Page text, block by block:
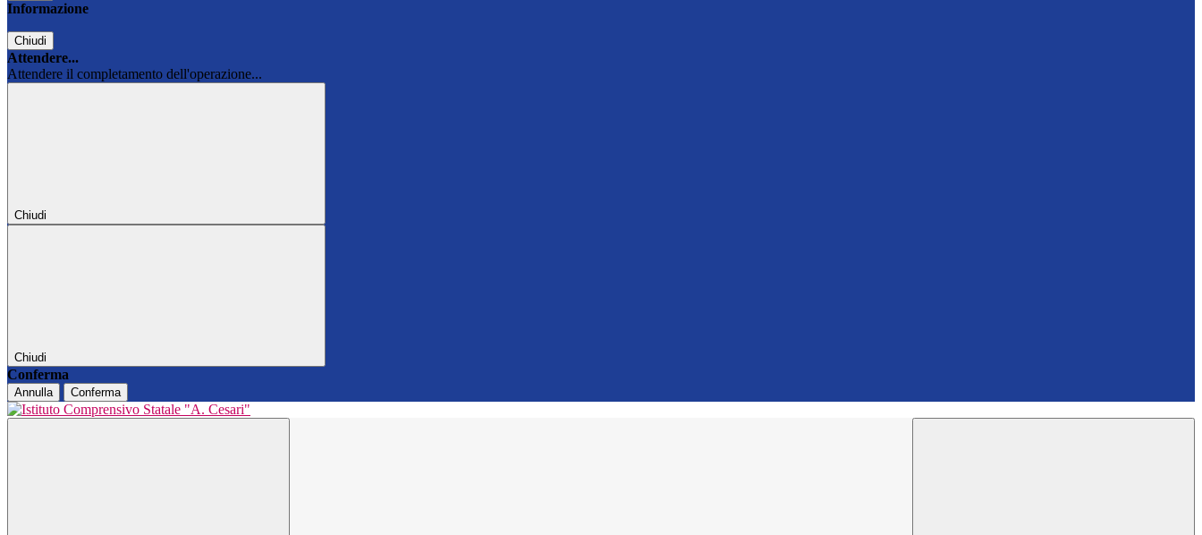
Informazione
Chiudi
Attendere...
Attendere il completamento dell'operazione...
Chiudi
Chiudi
Conferma
Annulla Conferma